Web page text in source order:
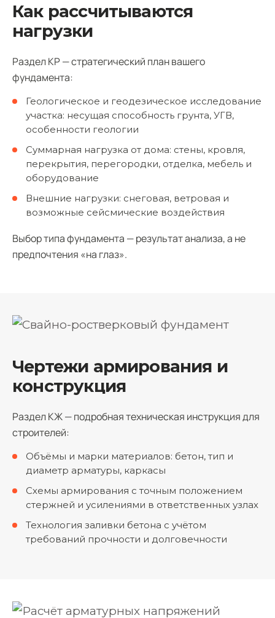
Как рассчитываются
нагрузки
Раздел КР — стратегический план вашего
фундамента:
Геологическое и геодезическое исследование
участка: несущая способность грунта, УГВ,
особенности геологии
Суммарная нагрузка от дома: стены, кровля,
перекрытия, перегородки, отделка, мебель и
оборудование
Внешние нагрузки: снеговая, ветровая и
возможные сейсмические воздействия
Выбор типа фундамента — результат анализа, а не
предпочтения «на глаз».
Чертежи армирования и
конструкция
Раздел КЖ — подробная техническая инструкция для
строителей:
Объёмы и марки материалов: бетон, тип и
диаметр арматуры, каркасы
Схемы армирования с точным положением
стержней и усилениями в ответственных узлах
Технология заливки бетона с учётом
требований прочности и долговечности